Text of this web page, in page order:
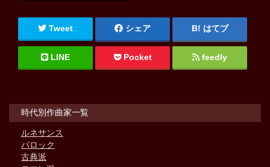
Tweet シェア はてブ
LINE Pocket feedly
時代別作曲家一覧
ルネサンス
バロック
古典派